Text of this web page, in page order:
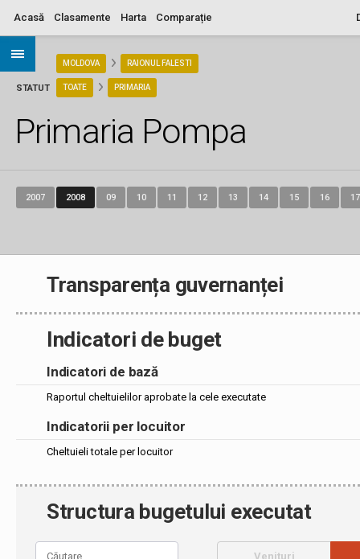
Acasă Clasamente Harta Comparație
STATUT
MOLDOVA RAIONUL FALESTI
TOATE PRIMARIA
Primaria Pompa
2007 2008 09 10 11 12 13 14 15 16 17
Transparența guvernanței
Indicatori de buget
Indicatori de bază
Raportul cheltuielilor aprobate la cele executate
Indicatorii per locuitor
Cheltuieli totale per locuitor
Structura bugetului executat